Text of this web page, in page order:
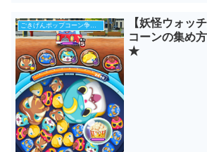
ごきげんポップコーン争奪戦イベント
【妖怪ウォッ
コーンの集め
★